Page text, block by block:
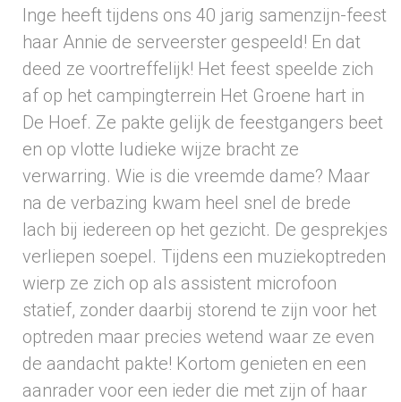
Inge heeft tijdens ons 40 jarig samenzijn-feest
haar Annie de serveerster gespeeld! En dat
deed ze voortreffelijk! Het feest speelde zich
af op het campingterrein Het Groene hart in
De Hoef. Ze pakte gelijk de feestgangers beet
en op vlotte ludieke wijze bracht ze
verwarring. Wie is die vreemde dame? Maar
na de verbazing kwam heel snel de brede
lach bij iedereen op het gezicht. De gesprekjes
verliepen soepel. Tijdens een muziekoptreden
wierp ze zich op als assistent microfoon
statief, zonder daarbij storend te zijn voor het
optreden maar precies wetend waar ze even
de aandacht pakte! Kortom genieten en een
aanrader voor een ieder die met zijn of haar